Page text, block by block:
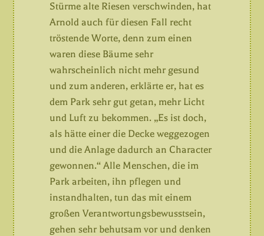
Stürme alte Riesen verschwinden, hat
Arnold auch für diesen Fall recht
tröstende Worte, denn zum einen
waren diese Bäume sehr
wahrscheinlich nicht mehr gesund
und zum anderen, erklärte er, hat es
dem Park sehr gut getan, mehr Licht
und Luft zu bekommen. „Es ist doch,
als hätte einer die Decke weggezogen
und die Anlage dadurch an Character
gewonnen.“ Alle Menschen, die im
Park arbeiten, ihn pflegen und
instandhalten, tun das mit einem
großen Verantwortungsbewusstsein,
gehen sehr behutsam vor und denken